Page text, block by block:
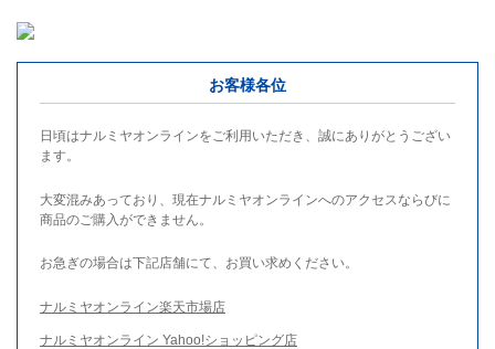
お客様各位
日頃はナルミヤオンラインをご利用いただき、誠にありがとうござい
ます。
大変混みあっており、現在ナルミヤオンラインへのアクセスならびに
商品のご購入ができません。
お急ぎの場合は下記店舗にて、お買い求めください。
ナルミヤオンライン楽天市場店
ナルミヤオンライン Yahoo!ショッピング店